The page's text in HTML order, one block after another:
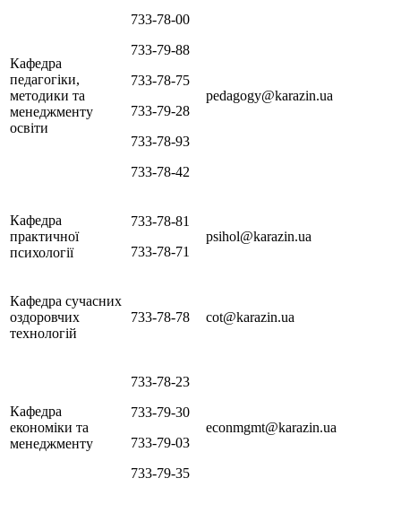
Кафедра
педагогіки,
методики та
менеджменту
освіти
733-78-00
733-79-88
733-78-75
733-79-28
733-78-93
733-78-42
pedagogy@karazin.ua
Кафедра
практичної
психології
733-78-81
733-78-71
psihol@karazin.ua
Кафедра сучасних
оздоровчих
технологій
733-78-78 cot@karazin.ua
Кафедра
економіки та
менеджменту
733-78-23
733-79-30
733-79-03
733-79-35
econmgmt@karazin.ua